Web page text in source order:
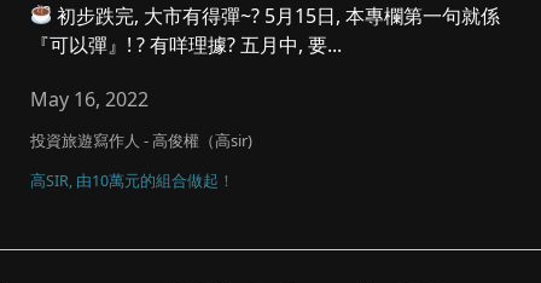
初步跌完, 大市有得彈~? 5月15日, 本專欄第一句就係
『可以彈』! ? 有咩理據? 五月中, 要...
May 16, 2022
投資旅遊寫作人 - 高俊權（高sir)
高SIR, 由10萬元的組合做起！